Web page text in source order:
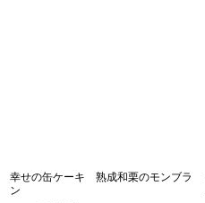
幸せの缶ケーキ 熟成和栗のモンブラ
ン